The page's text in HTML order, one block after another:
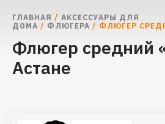
ГЛАВНАЯ / АКСЕССУАРЫ ДЛЯ
ДОМА / ФЛЮГЕРА / ФЛЮГЕР
Флюгер средний
Астане